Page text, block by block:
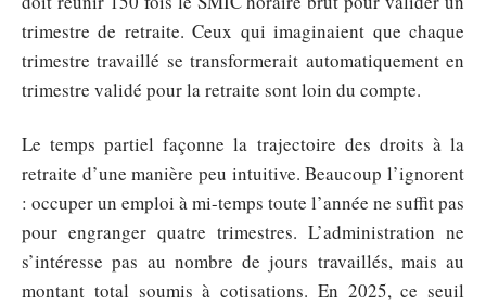
trimestre de retraite. Ceux qui imaginaient que chaque
trimestre travaillé se transformerait automatiquement en
trimestre validé pour la retraite sont loin du compte.
Le temps partiel façonne la trajectoire des droits à la
retraite d’une manière peu intuitive. Beaucoup l’ignorent
: occuper un emploi à mi-temps toute l’année ne suffit pas
pour engranger quatre trimestres. L’administration ne
s’intéresse pas au nombre de jours travaillés, mais au
montant total soumis à cotisations. En 2025, ce seuil